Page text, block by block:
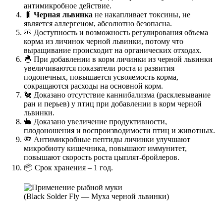
антимикробное действие.
🐛 Черная львинка не накапливает токсины, не
является аллергеном, абсолютно безопасна.
🤲 Доступность и возможность регулирования объема
корма из личинок черной львинки, потому что
выращивание происходит на органических отходах.
🐣 При добавлении в корм личинки из черной львинки
увеличиваются показатели роста и развития
подопечных, повышается усвояемость корма,
сокращаются расходы на основной корм.
🐔 Доказано отсутствие каннибализма (расклевывание
ран и перьев) у птиц при добавлении в корм черной
львинки.
🐇 Доказано увеличение продуктивности,
плодоношения и воспроизводимости птиц и животных.
🦠 Антимикробные пептиды личинки улучшают
микробиоту кишечника, повышают иммунитет,
повышают скорость роста цыплят-бройлеров.
📦 Срок хранения – 1 год.
(Black Solder Fly — Муха черной львинки)